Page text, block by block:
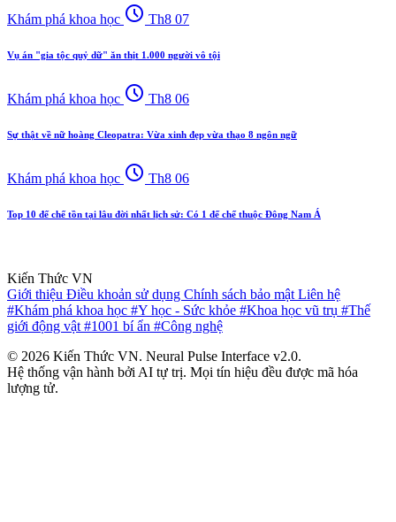
Khám phá khoa học schedule Th8 07
Vụ án "gia tộc quỷ dữ" ăn thịt 1.000 người vô tội
Khám phá khoa học schedule Th8 06
Sự thật về nữ hoàng Cleopatra: Vừa xinh đẹp vừa thạo 8 ngôn ngữ
Khám phá khoa học schedule Th8 06
Top 10 đế chế tồn tại lâu đời nhất lịch sử: Có 1 đế chế thuộc Đông Nam Á
Kiến Thức VN
Giới thiệu Điều khoản sử dụng Chính sách bảo mật Liên hệ
#Khám phá khoa học #Y học - Sức khỏe #Khoa học vũ trụ #Thế
giới động vật #1001 bí ẩn #Công nghệ
© 2026 Kiến Thức VN. Neural Pulse Interface v2.0.
Hệ thống vận hành bởi AI tự trị. Mọi tín hiệu đều được mã hóa
lượng tử.